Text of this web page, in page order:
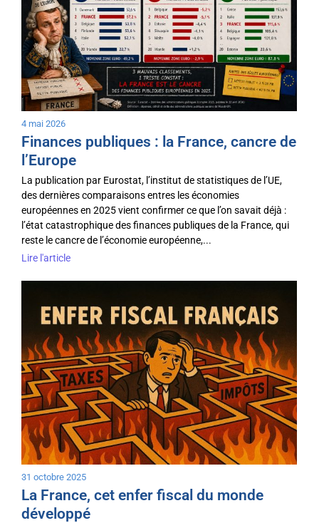
4 mai 2026
Finances publiques : la France, cancre de
l’Europe
La publication par Eurostat, l’institut de statistiques de l’UE,
des dernières comparaisons entres les économies
européennes en 2025 vient confirmer ce que l’on savait déjà :
l’état catastrophique des finances publiques de la France, qui
reste le cancre de l’économie européenne,...
Lire l'article
31 octobre 2025
La France, cet enfer fiscal du monde
développé